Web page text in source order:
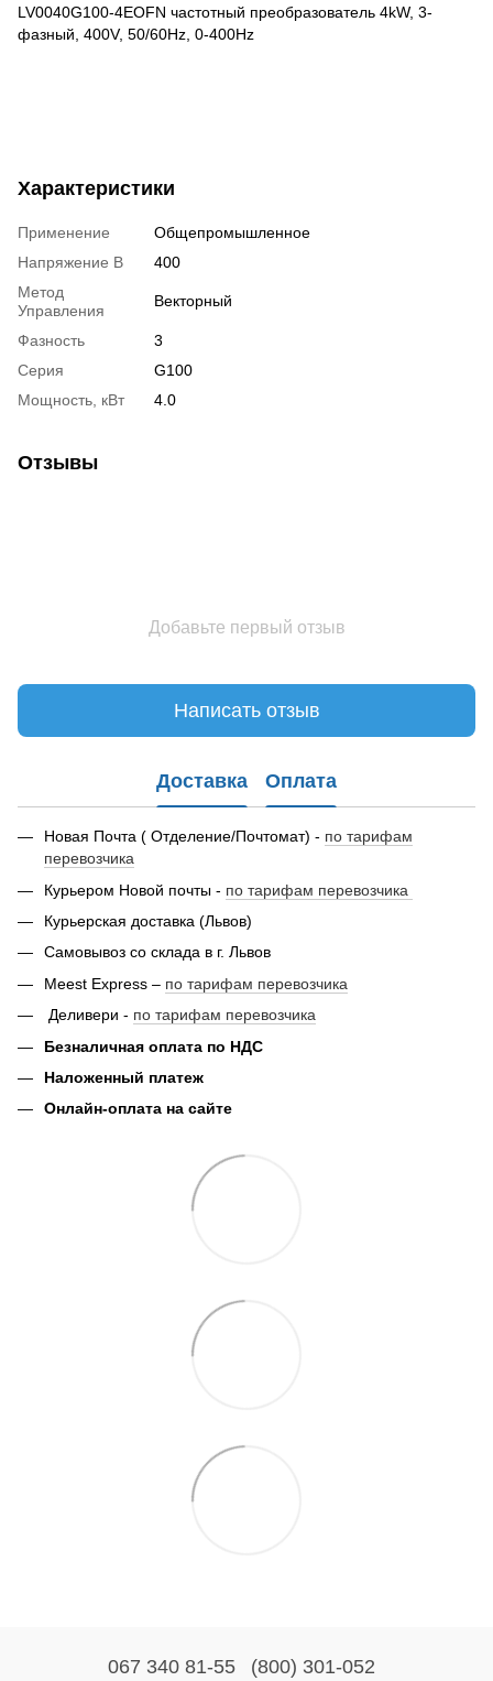
LV0040G100-4EOFN частотный преобразователь 4kW, 3-
фазный, 400V, 50/60Hz, 0-400Hz
Характеристики
Применение
Общепромышленное
Напряжение В
400
Метод
Управления
Векторный
Фазность
3
Серия
G100
Мощность, кВт
4.0
Отзывы
Добавьте первый отзыв
Написать отзыв
Доставка Оплата
Новая Почта ( Отделение/Почтомат) - по тарифам
перевозчика
Курьером Новой почты - по тарифам перевозчика
Курьерская доставка (Львов)
Самовывоз со склада в г. Львов
Meest Express – по тарифам перевозчика
Деливери - по тарифам перевозчика
Безналичная оплата по НДС
Наложенный платеж
Онлайн-оплата на сайте
067 340 81-55 (800) 301-052